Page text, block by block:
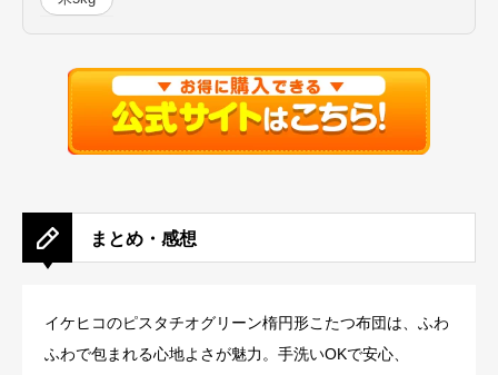
まとめ・感想
イケヒコのピスタチオグリーン楕円形こたつ布団は、ふわ
ふわで包まれる心地よさが魅力。手洗いOKで安心、